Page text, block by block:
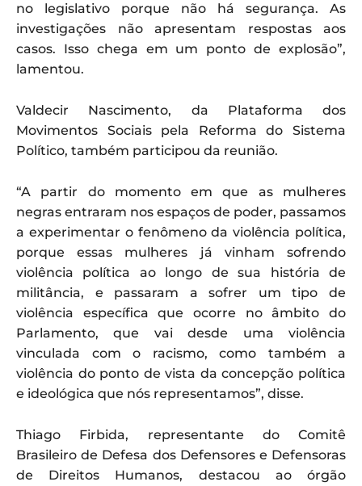
no legislativo porque não há segurança. As
investigações não apresentam respostas aos
casos. Isso chega em um ponto de explosão”,
lamentou.
Valdecir Nascimento, da Plataforma dos
Movimentos Sociais pela Reforma do Sistema
Político, também participou da reunião.
“A partir do momento em que as mulheres
negras entraram nos espaços de poder, passamos
a experimentar o fenômeno da violência política,
porque essas mulheres já vinham sofrendo
violência política ao longo de sua história de
militância, e passaram a sofrer um tipo de
violência específica que ocorre no âmbito do
Parlamento, que vai desde uma violência
vinculada com o racismo, como também a
violência do ponto de vista da concepção política
e ideológica que nós representamos”, disse.
Thiago Firbida, representante do Comitê
Brasileiro de Defesa dos Defensores e Defensoras
de Direitos Humanos, destacou ao órgão